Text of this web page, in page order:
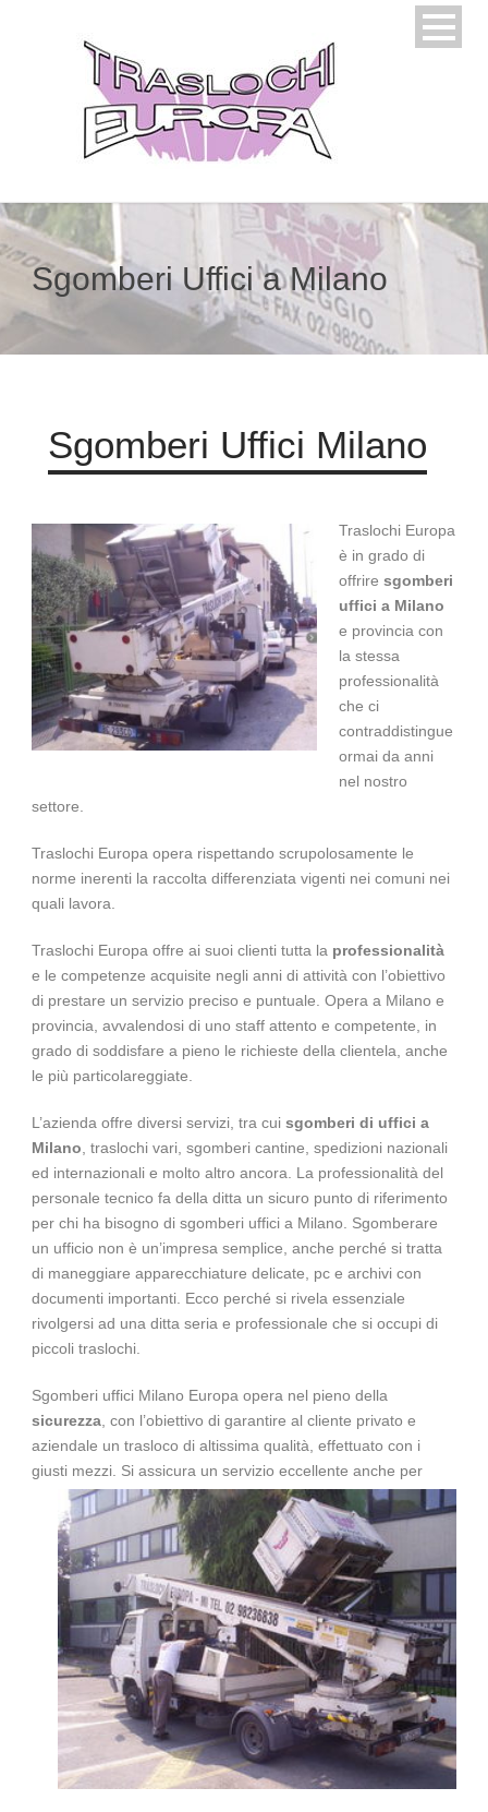
Sgomberi Uffici a Milano
Sgomberi Uffici Milano
Traslochi Europa
è in grado di
offrire sgomberi
uffici a Milano
e provincia con
la stessa
professionalità
che ci
contraddistingue
ormai da anni
nel nostro
settore.
Traslochi Europa opera rispettando scrupolosamente le
norme inerenti la raccolta differenziata vigenti nei comuni nei
quali lavora.
Traslochi Europa offre ai suoi clienti tutta la professionalità
e le competenze acquisite negli anni di attività con l’obiettivo
di prestare un servizio preciso e puntuale. Opera a Milano e
provincia, avvalendosi di uno staff attento e competente, in
grado di soddisfare a pieno le richieste della clientela, anche
le più particolareggiate.
L’azienda offre diversi servizi, tra cui sgomberi di uffici a
Milano , traslochi vari, sgomberi cantine, spedizioni nazionali
ed internazionali e molto altro ancora. La professionalità del
personale tecnico fa della ditta un sicuro punto di riferimento
per chi ha bisogno di sgomberi uffici a Milano . Sgomberare
un ufficio non è un’impresa semplice, anche perché si tratta
di maneggiare apparecchiature delicate, pc e archivi con
documenti importanti. Ecco perché si rivela essenziale
rivolgersi ad una ditta seria e professionale che si occupi di
piccoli traslochi.
Sgomberi uffici Milano Europa opera nel pieno della
sicurezza , con l’obiettivo di garantire al cliente privato e
aziendale un trasloco di altissima qualità, effettuato con i
giusti mezzi.
Si assicura un servizio eccellente anche per